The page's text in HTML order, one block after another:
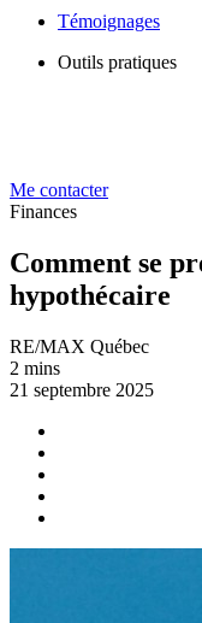
Témoignages
Outils pratiques
Me contacter
Finances
Comment se
hypothécaire
RE/MAX Québec
2 mins
21 septembre 2025